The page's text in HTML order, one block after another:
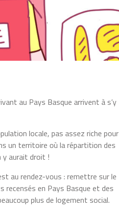
au Pays Basque arrivent à s’y
locale, pas assez riche pour
un territoire où la répartition des
y aurait droit !
au rendez-vous : remettre sur le
en Pays Basque et des
plus de logement social.